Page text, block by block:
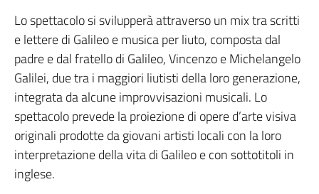
Lo spettacolo si svilupperà attraverso un mix tra scritti
e lettere di Galileo e musica per liuto, composta dal
padre e dal fratello di Galileo, Vincenzo e Michelangelo
Galilei, due tra i maggiori liutisti della loro generazione,
integrata da alcune improvvisazioni musicali. Lo
spettacolo prevede la proiezione di opere d’arte visiva
originali prodotte da giovani artisti locali con la loro
interpretazione della vita di Galileo e con sottotitoli in
inglese.